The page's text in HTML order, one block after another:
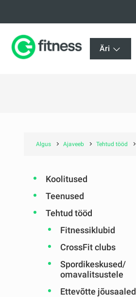
Äri
Algus Ajaveeb Tehtud tööd
Koolitused
Teenused
Tehtud tööd
Fitnessiklubid
CrossFit clubs
Spordikeskused/
omavalitsustele
Ettevõtte jõusaaled